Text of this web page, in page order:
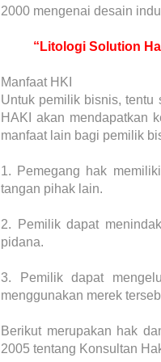
2000 mengenai desain
“Litologi Solution
Manfaat HKI
Untuk pemilik bisnis, tentu
HAKI akan mendapatkan
manfaat lain bagi pemilik
1.
Pemegang hak
tangan pihak lain.
2.
Pemilik dapat
pidana.
3.
Pemilik dapat
menggunakan merek
Berikut merupakan hak
2005 tentang Konsultan